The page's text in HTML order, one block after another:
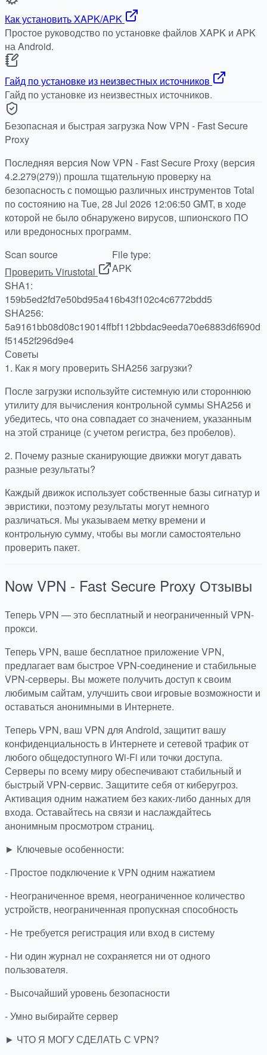
Как установить XAPK/APK
Простое руководство по установке файлов XAPK и APK
на Android.
Гайд по установке из неизвестных источников
Гайд по установке из неизвестных источников.
Безопасная и быстрая загрузка Now VPN - Fast Secure
Proxy
Последняя версия Now VPN - Fast Secure Proxy (версия
4.2.279(279)) прошла тщательную проверку на
безопасность с помощью различных инструментов Total
по состоянию на Tue, 28 Jul 2026 12:06:50 GMT, в ходе
которой не было обнаружено вирусов, шпионского ПО
или вредоносных программ.
Scan source
Проверить Virustotal
File type:
APK
SHA1:
159b5ed2fd7e50bd95a416b43f102c4c6772bdd5
SHA256:
5a9161bb08d08c19014ffbf112bbdac9eeda70e6883d6f690d
f51452f296d9e4
Советы
1. Как я могу проверить SHA256 загрузки?
После загрузки используйте системную или стороннюю
утилиту для вычисления контрольной суммы SHA256 и
убедитесь, что она совпадает со значением, указанным
на этой странице (с учетом регистра, без пробелов).
2. Почему разные сканирующие движки могут давать
разные результаты?
Каждый движок использует собственные базы сигнатур и
эвристики, поэтому результаты могут немного
различаться. Мы указываем метку времени и
контрольную сумму, чтобы вы могли самостоятельно
проверить пакет.
Now VPN - Fast Secure Proxy Отзывы
Теперь VPN — это бесплатный и неограниченный VPN-
прокси.
Теперь VPN, ваше бесплатное приложение VPN,
предлагает вам быстрое VPN-соединение и стабильные
VPN-серверы. Вы можете получить доступ к своим
любимым сайтам, улучшить свои игровые возможности и
оставаться анонимными в Интернете.
Теперь VPN, ваш VPN для Android, защитит вашу
конфиденциальность в Интернете и сетевой трафик от
любого общедоступного Wi-Fi или точки доступа.
Серверы по всему миру обеспечивают стабильный и
быстрый VPN-сервис. Защитите себя от киберугроз.
Активация одним нажатием без каких-либо данных для
входа. Оставайтесь на связи и наслаждайтесь
анонимным просмотром страниц.
► Ключевые особенности:
- Простое подключение к VPN одним нажатием
- Неограниченное время, неограниченное количество
устройств, неограниченная пропускная способность
- Не требуется регистрация или вход в систему
- Ни один журнал не сохраняется ни от одного
пользователя.
- Высочайший уровень безопасности
- Умно выбирайте сервер
► ЧТО Я МОГУ СДЕЛАТЬ С VPN?